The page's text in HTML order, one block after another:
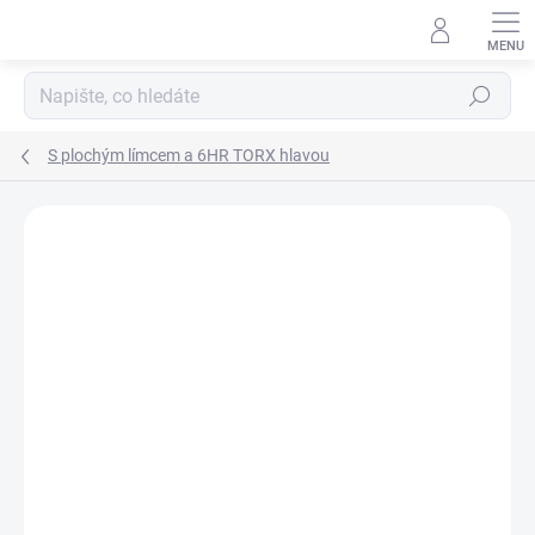
Hledat
S plochým límcem a 6HR TORX hlavou